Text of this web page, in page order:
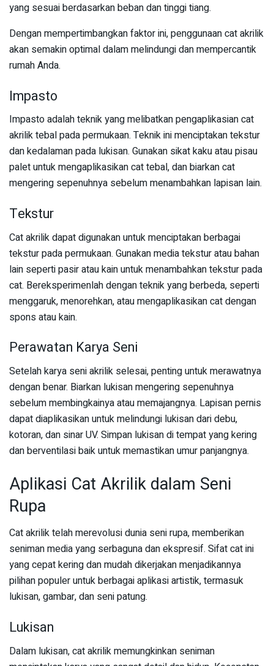
yang sesuai berdasarkan beban dan tinggi tiang.
Dengan mempertimbangkan faktor ini, penggunaan cat akrilik
akan semakin optimal dalam melindungi dan mempercantik
rumah Anda.
Impasto
Impasto adalah teknik yang melibatkan pengaplikasian cat
akrilik tebal pada permukaan. Teknik ini menciptakan tekstur
dan kedalaman pada lukisan. Gunakan sikat kaku atau pisau
palet untuk mengaplikasikan cat tebal, dan biarkan cat
mengering sepenuhnya sebelum menambahkan lapisan lain.
Tekstur
Cat akrilik dapat digunakan untuk menciptakan berbagai
tekstur pada permukaan. Gunakan media tekstur atau bahan
lain seperti pasir atau kain untuk menambahkan tekstur pada
cat. Bereksperimenlah dengan teknik yang berbeda, seperti
menggaruk, menorehkan, atau mengaplikasikan cat dengan
spons atau kain.
Perawatan Karya Seni
Setelah karya seni akrilik selesai, penting untuk merawatnya
dengan benar. Biarkan lukisan mengering sepenuhnya
sebelum membingkainya atau memajangnya. Lapisan pernis
dapat diaplikasikan untuk melindungi lukisan dari debu,
kotoran, dan sinar UV. Simpan lukisan di tempat yang kering
dan berventilasi baik untuk memastikan umur panjangnya.
Aplikasi Cat Akrilik dalam Seni
Rupa
Cat akrilik telah merevolusi dunia seni rupa, memberikan
seniman media yang serbaguna dan ekspresif. Sifat cat ini
yang cepat kering dan mudah dikerjakan menjadikannya
pilihan populer untuk berbagai aplikasi artistik, termasuk
lukisan, gambar, dan seni patung.
Lukisan
Dalam lukisan, cat akrilik memungkinkan seniman